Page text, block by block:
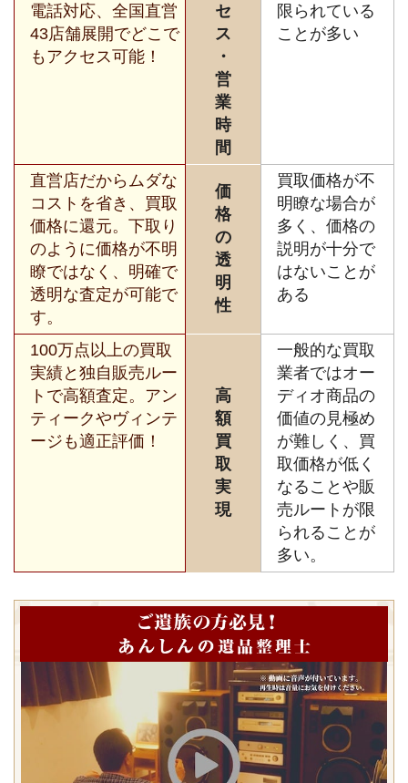
電話対応、全国直営
43店舗展開でどこで
もアクセス可能！
セ
ス
・
営
業
時
間
限られている
ことが多い
直営店だからムダな
コストを省き、買取
価格に還元。下取り
のように価格が不明
瞭ではなく、明確で
透明な査定が可能で
す。
価
格
の
透
明
性
買取価格が不
明瞭な場合が
多く、価格の
説明が十分で
はないことが
ある
100万点以上の買取
実績と独自販売ルー
トで高額査定。アン
ティークやヴィンテ
ージも適正評価！
高
額
買
取
実
現
一般的な買取
業者ではオー
ディオ商品の
価値の見極め
が難しく、買
取価格が低く
なることや販
売ルートが限
られることが
多い。